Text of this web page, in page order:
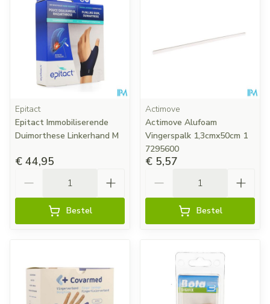
Epitact
Epitact Immobiliserende
Duimorthese Linkerhand M
€ 44,95
Bestel
Actimove
Actimove Alufoam
Vingerspalk 1,3cmx50cm 1
7295600
€ 5,57
Bestel